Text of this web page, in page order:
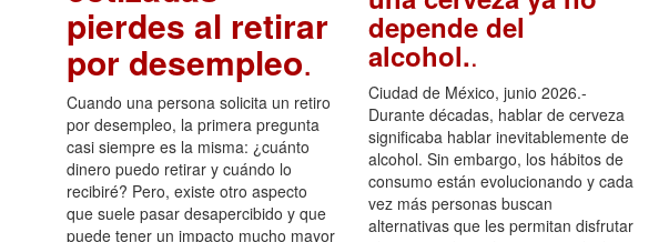
pierdes al retirar
por desempleo.
Cuando una persona solicita un retiro
por desempleo, la primera pregunta
casi siempre es la misma: ¿cuánto
dinero puedo retirar y cuándo lo
recibiré? Pero, existe otro aspecto
que suele pasar desapercibido y que
puede tener un impacto mucho mayor
depende del
alcohol..
Ciudad de México, junio 2026.-
Durante décadas, hablar de cerveza
significaba hablar inevitablemente de
alcohol. Sin embargo, los hábitos de
consumo están evolucionando y cada
vez más personas buscan
alternativas que les permitan disfrutar